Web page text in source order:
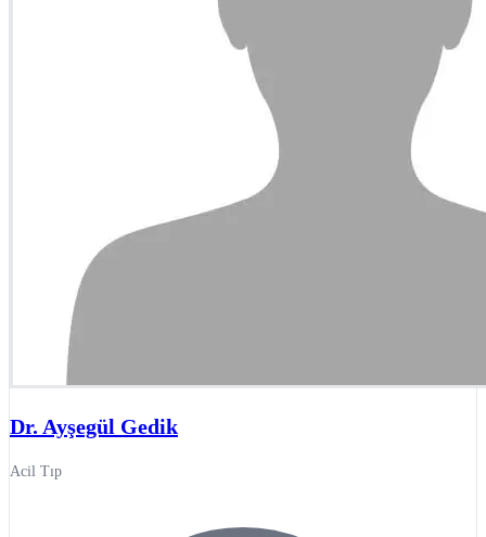
Dr. Ayşegül Gedik
Acil Tıp